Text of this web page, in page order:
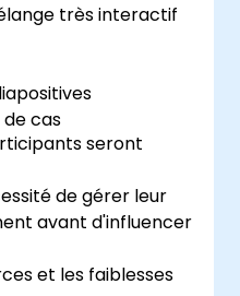
très interactif
cas
seront
de gérer leur
avant d'influencer
et les faiblesses